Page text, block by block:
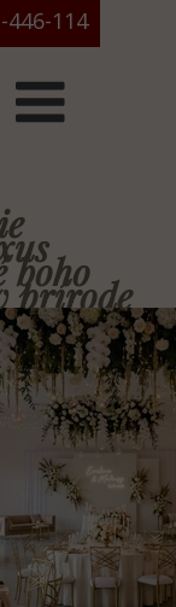
446-114
prírode
boho